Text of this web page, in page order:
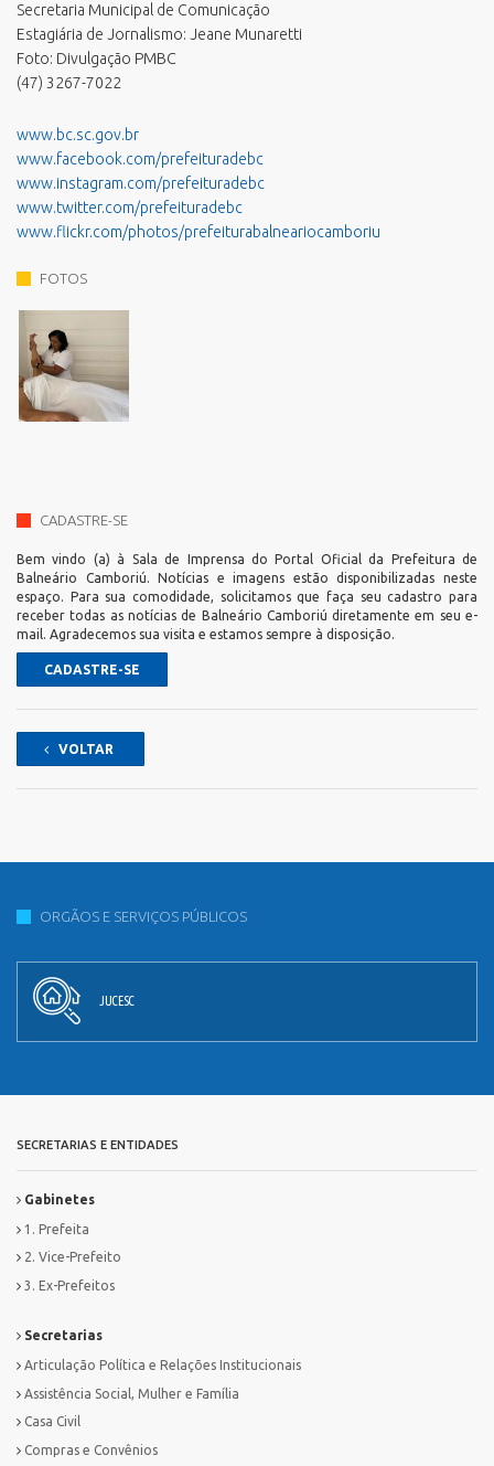
Secretaria Municipal de Comunicação
Estagiária de Jornalismo: Jeane Munaretti
Foto: Divulgação PMBC
(47) 3267-7022
www.bc.sc.gov.br
www.facebook.com/prefeituradebc
www.instagram.com/prefeituradebc
www.twitter.com/prefeituradebc
www.flickr.com/photos/prefeiturabalneariocamboriu
FOTOS
CADASTRE-SE
Bem vindo (a) à Sala de Imprensa do Portal Oficial da Prefeitura de
Balneário Camboriú. Notícias e imagens estão disponibilizadas neste
espaço. Para sua comodidade, solicitamos que faça seu cadastro para
receber todas as notícias de Balneário Camboriú diretamente em seu e-
mail. Agradecemos sua visita e estamos sempre à disposição.
CADASTRE-SE
VOLTAR
ORGÃOS E SERVIÇOS PÚBLICOS
JUCESC
SECRETARIAS E ENTIDADES
Gabinetes
1. Prefeita
2. Vice-Prefeito
3. Ex-Prefeitos
Secretarias
Articulação Política e Relações Institucionais
Assistência Social, Mulher e Família
Casa Civil
Compras e Convênios